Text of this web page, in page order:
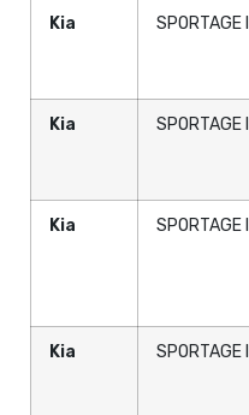
Kia SPORTAGE
Kia SPORTAGE
Kia SPORTAGE
Kia SPORTAGE